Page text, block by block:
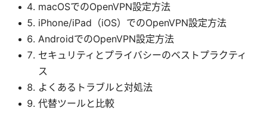
macOSでのOpenVPN設定方法
iPhone/iPad（iOS）でのOpenVPN設定方法
AndroidでのOpenVPN設定方法
セキュリティとプライバシーのベストプラクティ
ス
よくあるトラブルと対処法
代替ツールと比較